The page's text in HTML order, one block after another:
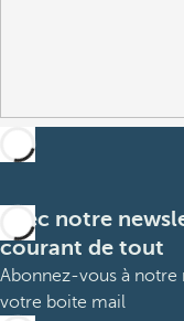
Avec notre
courant de tout
Abonnez-vous à notre
votre boite mail